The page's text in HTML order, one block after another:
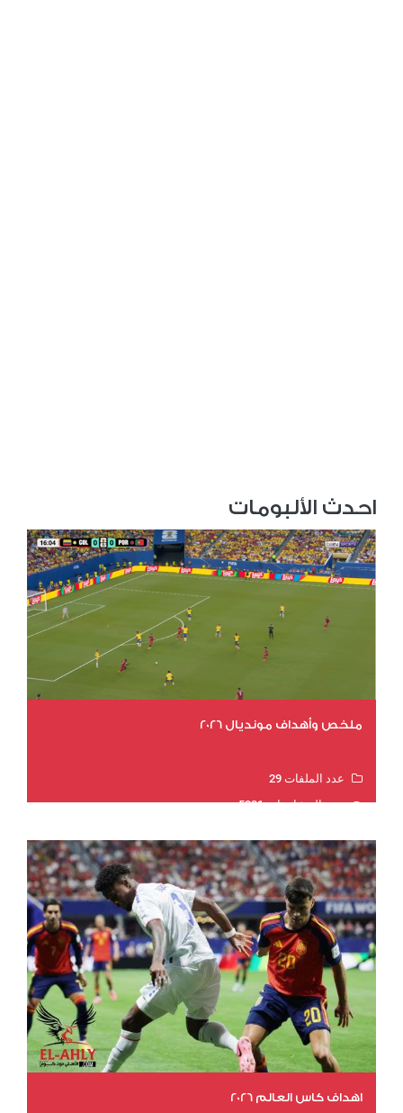
احدث الألبومات
ملخص وأهداف مونديال 2026
عدد الملفات 29
عدد المشاهدات 5231
اهداف كاس العالم 2026